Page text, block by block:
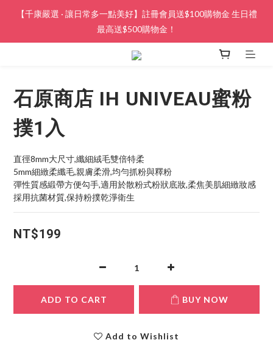
【千康嚴選 · 讓日常多一點美好】註冊會員送$100購物金 生日禮
最高送$500購物金！
石原商店 IH UNIVEAU蜜粉
撲1入
直徑8mm大尺寸,纖細絨毛雙倍特柔
5mm細緻柔纖毛,親膚柔滑,均勻抓粉與釋粉
彈性質感緞帶方便勾手,適用於散粉式粉狀底妝,柔焦美肌細緻妝感
採用抗菌材質,保持粉撲乾淨衛生
NT$199
ADD TO CART BUY NOW
Add to Wishlist